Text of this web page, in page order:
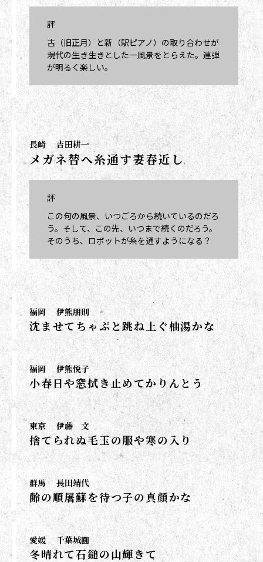
評
古（旧正月）と新（駅ピアノ）の取り合わせが
現代の生き生きとした一風景をとらえた。連弾
が明るく楽しい。
長崎 吉田耕一
メガネ替へ糸通す妻春近し
評
この句の風景、いつごろから続いているのだろ
う。そして、この先、いつまで続くのだろう。
そのうち、ロボットが糸を通すようになる？
福岡 伊熊朋則
沈ませてちゃぷと跳ね上ぐ柚湯かな
福岡 伊熊悦子
小春日や窓拭き止めてかりんとう
東京 伊藤 文
捨てられぬ毛玉の服や寒の入り
群馬 長田靖代
齢の順屠蘇を待つ子の真顔かな
愛媛 千葉城圓
冬晴れて石鎚の山輝きて